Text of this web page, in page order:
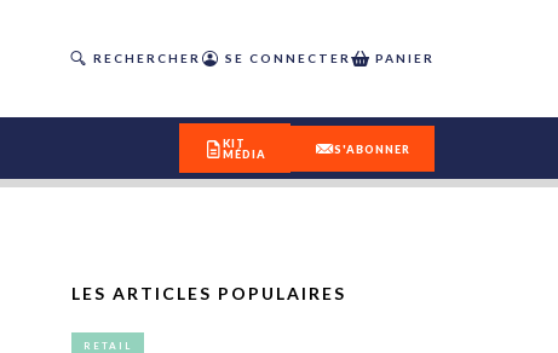
RECHERCHER SE CONNECTER PANIER
KIT
MÉDIA
S'ABONNER
LES ARTICLES POPULAIRES
RETAIL